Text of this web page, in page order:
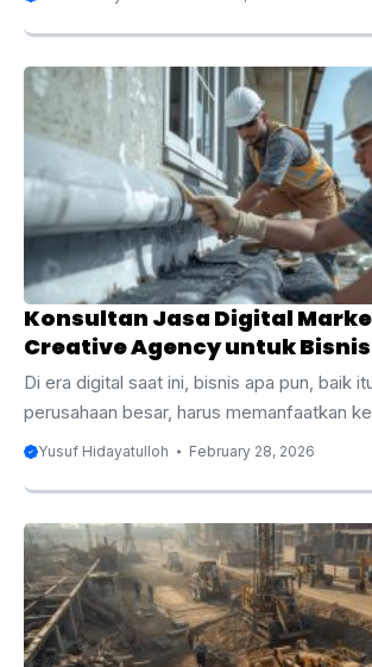
membutuhkan ruang kerja yang fleksibel
menjadikan kontraktor gedung co-
diminati. Namun, di tengah pesatnya
tersebut, persaingan untuk mendapatkan
gedung semakin ketat. Salah satu cara
meningkatkan visibilitas dan daya saing
dengan memanfaatkan jasa digital ...
Konsultan Jasa Digital
Creative Agency untuk Bisnis
Di era digital saat ini, bisnis apa pun, baik
perusahaan besar, harus memanfaatkan
untuk menjangkau audiens yang lebih luas
bisnis bertahan tetapi juga berkembang
semakin kompetitif. Artikel ini akan
mengenai manfaat digital marketing dan
untuk bisnis Anda, serta bagaimana
tepat. Apakah Anda baru memulai bisnis
Yusuf Hidayatulloh February 28, 2026